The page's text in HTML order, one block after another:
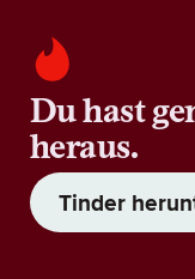
Du hast
heraus.
Tinder